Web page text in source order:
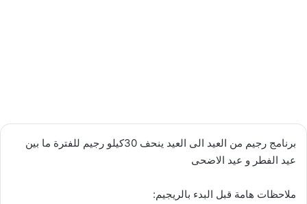
برنامج رجيم من العيد الى العيد ينحف 30كيلو رجيم للفترة ما بين
عيد الفطر و عيد الاضحى
ملاحظات هامة قبل البدء بالريجيم: